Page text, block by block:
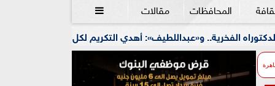
المحافظات مقالات 
أهدي التكريم لكل معلم في مصر